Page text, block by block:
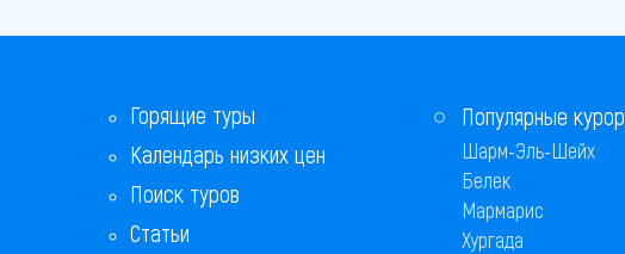
Горящие туры
Календарь низких цен
Поиск туров
Статьи
Популярные
Шарм-Эль-Шейх
Белек
Мармарис
Хургада